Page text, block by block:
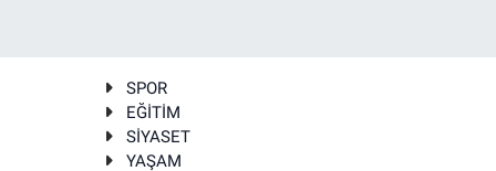
SPOR
EĞİTİM
SİYASET
YAŞAM